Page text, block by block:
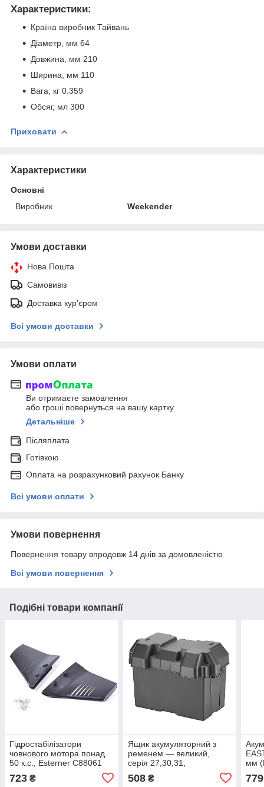
Характеристики:
Країна виробник Тайвань
Діаметр, мм 64
Довжина, мм 210
Ширина, мм 110
Вага, кг 0.359
Обсяг, мл 300
Приховати
Характеристики
Основні
Виробник
Weekender
Умови доставки
Нова Пошта
Самовивіз
Доставка кур'єром
Всі умови доставки
Умови оплати
Ви отримаєте замовлення
або гроші повернуться на вашу картку
Детальніше
Післяплата
Готівкою
Оплата на розрахунковий рахунок Банку
Всі умови оплати
Умови повернення
Повернення товару впродовж 14 днів за домовленістю
Всі умови повернення
Подібні товари компанії
Гідростабілізатори
човнового мотора понад
50 к.с., Esterner C88061
723 ₴
Ящик акумуляторний з
ременем — великий,
серія 27,30,31,
327х178х229 мм (д/ш/в)
C11525
508₴
мм
779